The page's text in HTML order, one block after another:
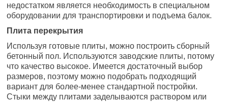
недостатком является необходимость в специальном
оборудовании для транспортировки и подъема балок.
Плита перекрытия
Используя готовые плиты, можно построить сборный
бетонный пол. Используются заводские плиты, потому
что качество высокое. Имеется достаточный выбор
размеров, поэтому можно подобрать подходящий
вариант для более-менее стандартной постройки.
Стыки между плитами заделываются раствором или